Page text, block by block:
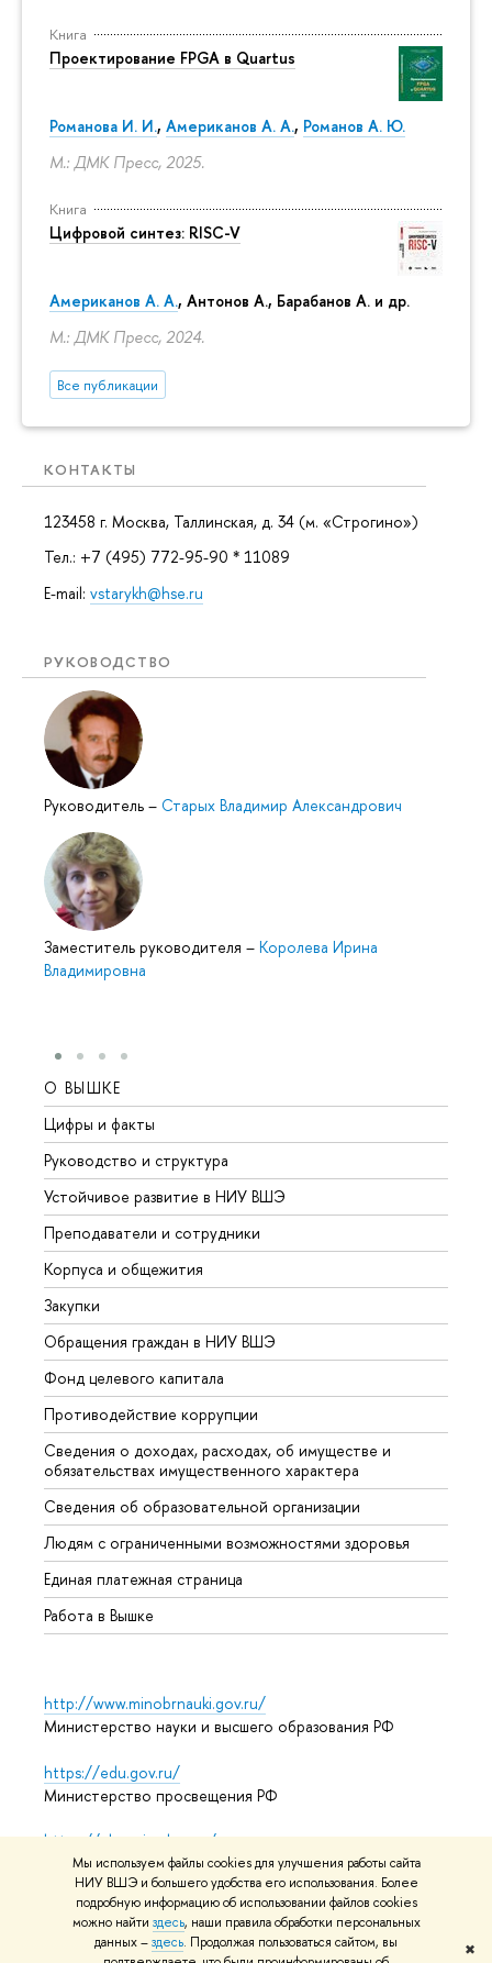
Мы используем файлы cookies для улучшения работы сайта
НИУ ВШЭ и большего удобства его использования. Более
подробную информацию об использовании файлов cookies
можно найти здесь, наши правила обработки персональных
данных –здесь. Продолжая пользоваться сайтом, вы
✖
Книга
Проектирование FPGA в Quartus
Романова И. И., Американов А. А., Романов А. Ю.
М.: ДМК Пресс, 2025.
Книга
Цифровой синтез: RISC-V
Американов А. А., Антонов А., Барабанов А. и др.
М.: ДМК Пресс, 2024.
Все публикации
КОНТАКТЫ
123458 г. Москва, Таллинская, д. 34 (м. «Строгино»)
Тел.: +7 (495) 772-95-90 * 11089
E-mail: vstarykh@hse.ru
РУКОВОДСТВО
Руководитель – Старых Владимир Александрович
Заместитель руководителя – Королева Ирина
Владимировна
О ВЫШКЕ
Цифры и факты
Руководство и структура
Устойчивое развитие в НИУ ВШЭ
Преподаватели и сотрудники
Корпуса и общежития
Закупки
Обращения граждан в НИУ ВШЭ
Фонд целевого капитала
Противодействие коррупции
Сведения о доходах, расходах, об имуществе и
обязательствах имущественного характера
Сведения об образовательной организации
Людям с ограниченными возможностями здоровья
Единая платежная страница
Работа в Вышке
http://www.minobrnauki.gov.ru/
Министерство науки и высшего образования РФ
https://edu.gov.ru/
Министерство просвещения РФ
https://elearning.hse.ru/mooc
Массовые открытые онлайн-курсы
© НИУ ВШЭ 1993–2026 Адреса и контактыУсловия